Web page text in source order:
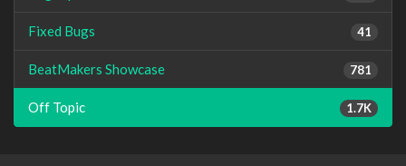
41
Fixed Bugs
781
BeatMakers Showcase
1.7K
Off Topic